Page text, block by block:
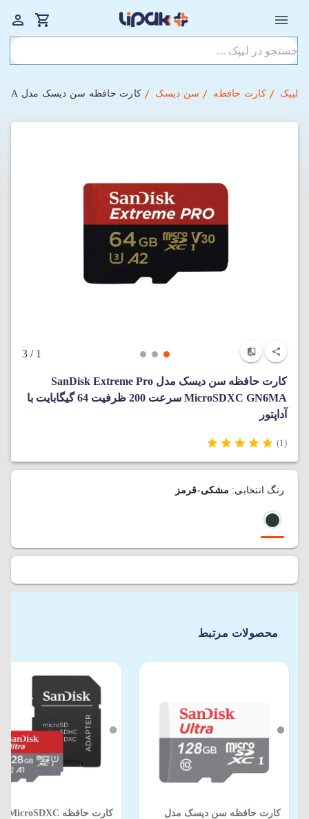
لیپک کارت حافظه سن دیسک کارت حافظه سن دیسک مدل SanDisk Extreme Pro MicroSDXC GN6MA سرعت 200 ظرفیت 64 گیگابایت با آداپتور
1
/ 3
کارت حافظه سن دیسک مدل SanDisk Extreme Pro
MicroSDXC GN6MA سرعت 200 ظرفیت 64 گیگابایت با
آداپتور
(1)
رنگ انتخابی: مشکی-قرمز
محصولات مرتبط
کارت حافظه سن دیسک مدل